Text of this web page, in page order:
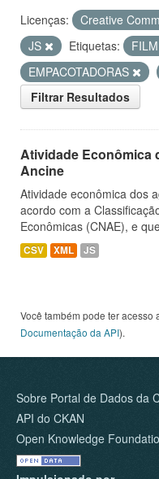
Licenças: Creative
JS
Etiquetas:
EMPACOTADORAS
Filtrar Resultados
Atividade Econômica
Ancine
Atividade econômica dos
acordo com a
Econômicas (CNAE), e
CSV XML JS
Você também pode ter acesso
Documentação da API).
Sobre Portal de Dados da
API do CKAN
Open Knowledge